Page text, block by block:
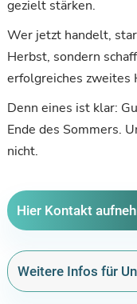
gezielt stärken.
Wer jetzt handelt,
Herbst, sondern
erfolgreiches zweites
Denn eines ist klar:
Ende des Sommers.
nicht.
Hier Kontakt
Weitere Infos für